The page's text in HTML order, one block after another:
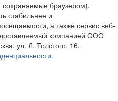
браузером),
стабильнее и
а также сервис веб-
компанией ООО
ул. Л. Толстого, 16.